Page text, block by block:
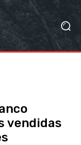
vendidas